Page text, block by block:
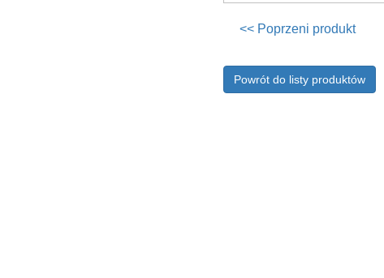
<< Poprzeni produkt
Powrót do listy produktów